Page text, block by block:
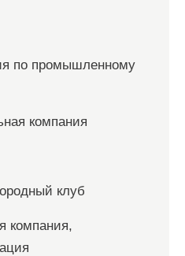
по промышленному
компания
клуб
компания,